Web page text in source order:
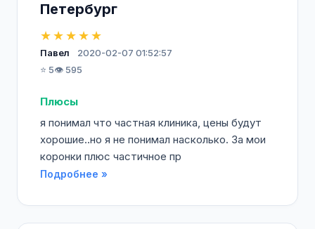
Петербург
★★★★★
Павел
2020-02-07 01:52:57
⭐ 5👁️ 595
Плюсы
я понимал что частная клиника, цены будут
хорошие..но я не понимал насколько. За мои
коронки плюс частичное пр
Подробнее »